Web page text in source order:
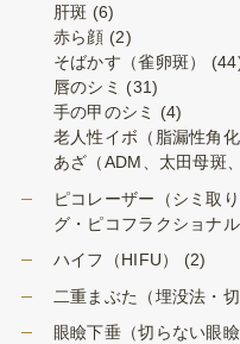
肝斑 (6)
赤ら顔 (2)
そばかす（雀卵斑）
唇のシミ (31)
手の甲のシミ
(4)
老人性イボ（脂漏性角化
あざ（ADM、太田母斑
ピコレーザー（シミ取
グ・ピコフラクショナル
ハイフ（HIFU）
(2)
二重まぶた（埋没法・切
眼瞼下垂（切らない眼